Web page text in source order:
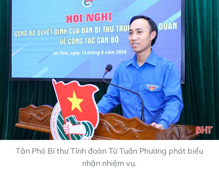
Tân Phó Bí thư Tỉnh đoàn Từ Tuấn Phương phát biểu
nhận nhiệm vụ.